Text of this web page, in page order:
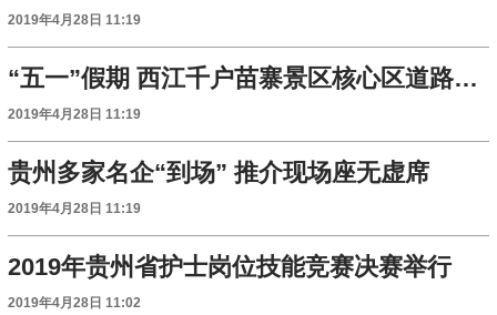
2019年4月28日 11:19
“五一”假期 西江千户苗寨景区核心区道路将临时交通管制
2019年4月28日 11:19
贵州多家名企“到场” 推介现场座无虚席
2019年4月28日 11:19
2019年贵州省护士岗位技能竞赛决赛举行
2019年4月28日 11:02